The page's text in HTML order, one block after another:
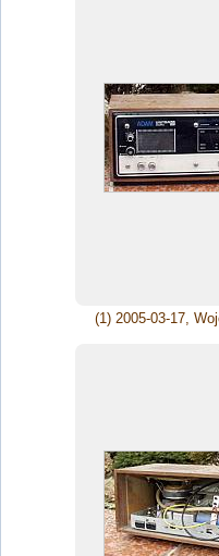
(1) 2005-03-17,